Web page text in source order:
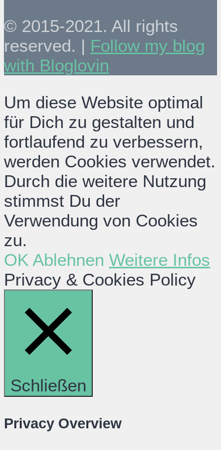
© 2015-2021. All rights
reserved. | Follow my blog
with Bloglovin
Um diese Website optimal
für Dich zu gestalten und
fortlaufend zu verbessern,
werden Cookies verwendet.
Durch die weitere Nutzung
stimmst Du der
Verwendung von Cookies
zu.
OK Ablehnen Weitere Infos
Privacy & Cookies Policy
Schließen
Privacy Overview